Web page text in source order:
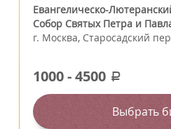
Евангелическо-
Собор Святых Петра и
г. Москва, Старосадский
1000-4500 a
Выбрать